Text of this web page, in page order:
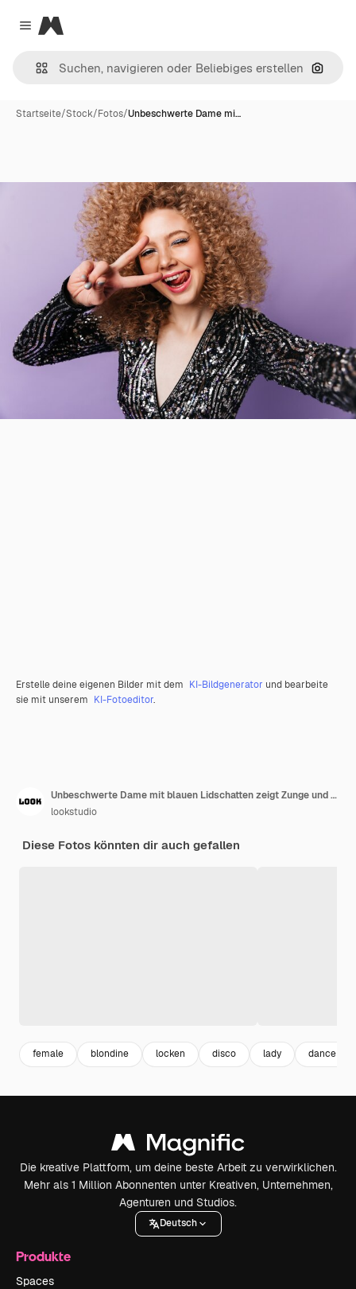
Close menu
Magnific
Nach
Startseite/Stock/Fotos/Unbeschwerte Dame mi…
Erstelle deine eigenen Bilder mit dem KI-Bildgenerator und bearbeite
sie mit unserem KI-Fotoeditor.
Unbeschwerte Dame mit blauen Lidschatten zeigt Zunge und Zeichen des Friedens. Frau im Disco-Outfit nimmt Selfie auf isoliertem Raum.
lookstudio
Diese Fotos könnten dir auch gefallen
female blondine locken disco lady dance
Die kreative Plattform, um deine beste Arbeit zu verwirklichen.
Mehr als 1 Million Abonnenten unter Kreativen, Unternehmen,
Agenturen und Studios.
Deutsch
Produkte
Spaces